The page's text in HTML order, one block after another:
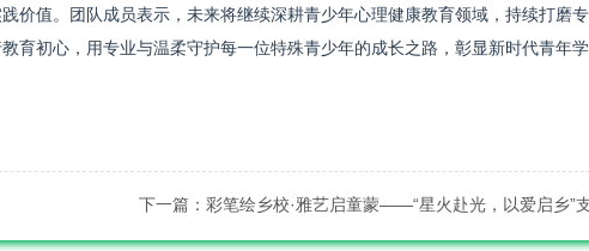
价值。团队成员表示，未来将继续深耕青少年心理健康教育领域，持续打磨
育初心，用专业与温柔守护每一位特殊青少年的成长之路，彰显新时代青年
下一篇：彩笔绘乡校·雅艺启童蒙——“星火赴光，以爱启乡”
走进杨公小学开设多彩手工美